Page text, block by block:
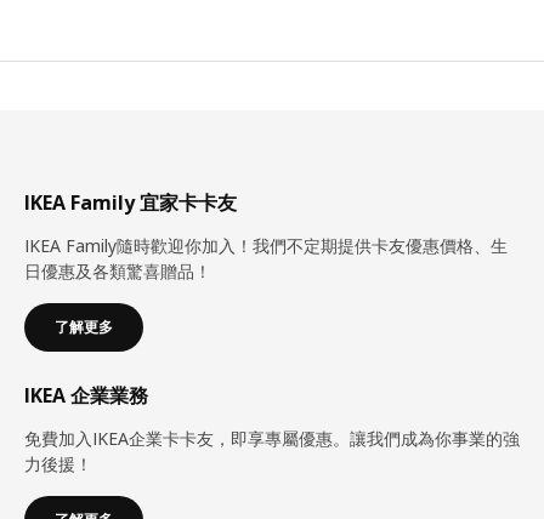
IKEA Family 宜家卡卡友
IKEA Family隨時歡迎你加入！我們不定期提供卡友優惠價格、生
日優惠及各類驚喜贈品！
了解更多
IKEA 企業業務
免費加入IKEA企業卡卡友，即享專屬優惠。讓我們成為你事業的強
力後援！